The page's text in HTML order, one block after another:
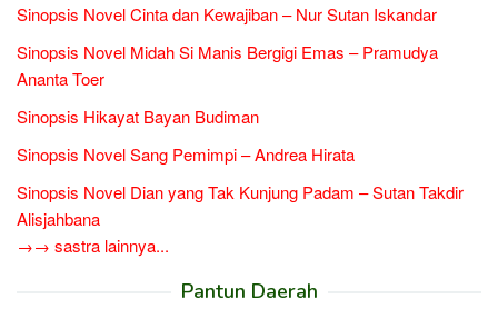
Sinopsis Novel Cinta dan Kewajiban – Nur Sutan Iskandar
Sinopsis Novel Midah Si Manis Bergigi Emas – Pramudya
Ananta Toer
Sinopsis Hikayat Bayan Budiman
Sinopsis Novel Sang Pemimpi – Andrea Hirata
Sinopsis Novel Dian yang Tak Kunjung Padam – Sutan Takdir
Alisjahbana
→→ sastra lainnya...
Pantun Daerah